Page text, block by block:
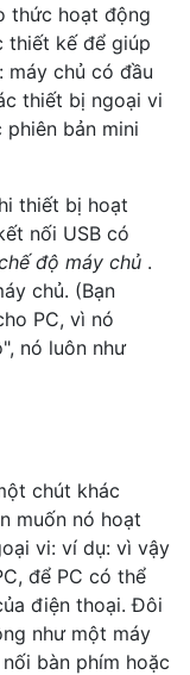
thức hoạt động
thiết kế để giúp
máy chủ có đầu
thiết bị ngoại vi
bản mini
thiết bị hoạt
nối USB có
độ máy chủ .
chủ. (Bạn
PC, vì nó
nó luôn như
chút khác
muốn nó hoạt
vi: ví dụ: vì vậy
để PC có thể
điện thoại. Đôi
như một máy
bàn phím hoặc